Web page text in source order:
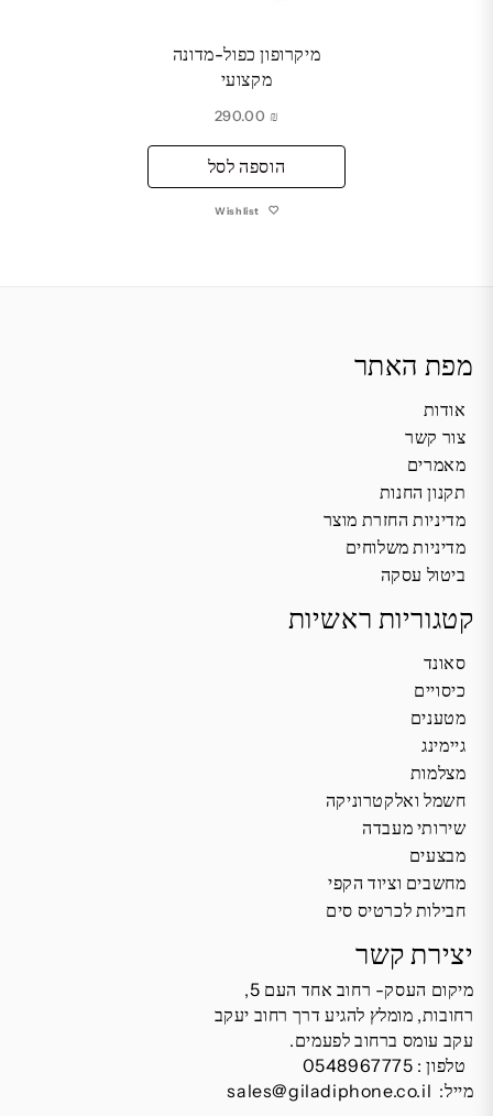
מיקרופון כפול-מדונה
מקצועי
₪
הוספה לסל
Wishlist
מפת האתר
אודות
צור קשר
מאמרים
תקנון החנות
מדיניות החזרת מוצר
מדיניות משלוחים
ביטול עסקה
קטגוריות ראשיות
סאונד
כיסויים
מטענים
גיימינג
מצלמות
חשמל ואלקטרוניקה
שירותי מעבדה
מבצעים
מחשבים וציוד הקפי
חבילות לכרטיס סים
יצירת קשר
מיקום העסק- רחוב אחד העם 5,
רחובות, מומלץ להגיע דרך רחוב יעקב
עקב עומס ברחוב לפעמים.
טלפון : 0548967775
מייל: sales@giladiphone.co.il